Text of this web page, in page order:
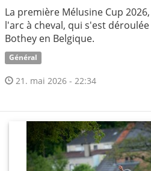
La première Mélusine Cup
l'arc à cheval, qui s'est
Bothey en Belgique.
Général
21. mai 2026 - 22:34